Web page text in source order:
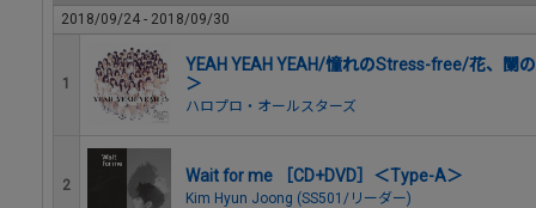
2018/09/24 - 2018/09/30
1
YEAH YEAH YEAH/憧れのStress-free/花、闌
＞
ハロプロ・オールスターズ
2 Wait for me ［CD+DVD］＜Type-A＞
Kim Hyun Joong (SS501/リーダー)